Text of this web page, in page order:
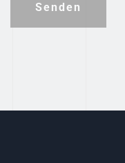
Senden